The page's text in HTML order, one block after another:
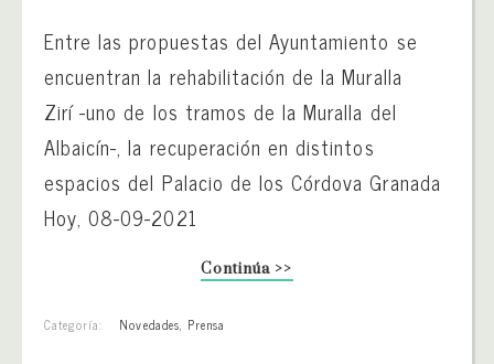
Entre las propuestas del Ayuntamiento se
encuentran la rehabilitación de la Muralla
Zirí -uno de los tramos de la Muralla del
Albaicín-, la recuperación en distintos
espacios del Palacio de los Córdova Granada
Hoy, 08-09-2021
Continúa >>
Categoría: Novedades, Prensa